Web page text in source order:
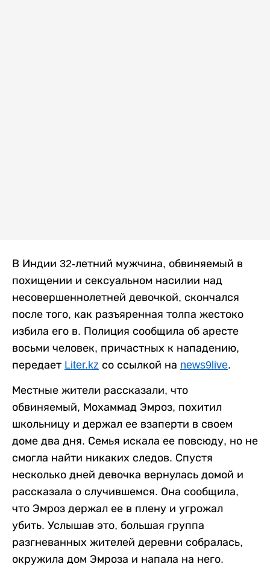
В Индии 32-летний мужчина, обвиняемый в
похищении и сексуальном насилии над
несовершеннолетней девочкой, скончался
после того, как разъяренная толпа жестоко
избила его в. Полиция сообщила об аресте
восьми человек, причастных к нападению,
передает Liter.kz со ссылкой на news9live.
Местные жители рассказали, что
обвиняемый, Мохаммад Эмроз, похитил
школьницу и держал ее взаперти в своем
доме два дня. Семья искала ее повсюду, но не
смогла найти никаких следов. Спустя
несколько дней девочка вернулась домой и
рассказала о случившемся. Она сообщила,
что Эмроз держал ее в плену и угрожал
убить. Услышав это, большая группа
разгневанных жителей деревни собралась,
окружила дом Эмроза и напала на него.